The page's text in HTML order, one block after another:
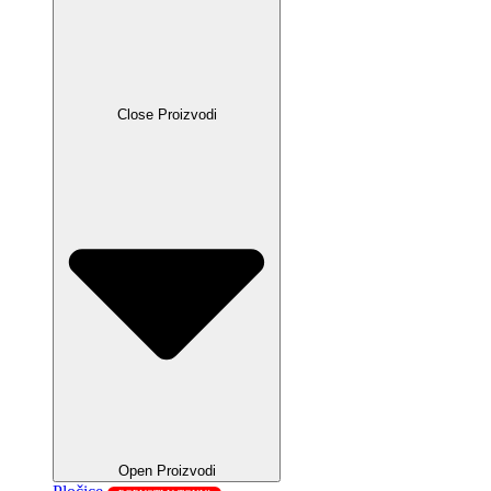
Close Proizvodi
Open Proizvodi